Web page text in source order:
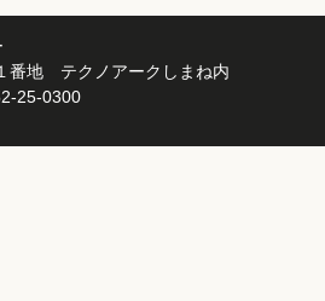
番地 テクノアークしまね内
25-0300